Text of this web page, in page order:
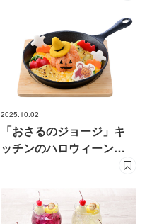
2025.10.02
「おさるのジョージ」キ
ッチンのハロウィーンメ
ニュー登場！ お菓子の